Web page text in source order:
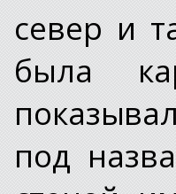
север и
была
под